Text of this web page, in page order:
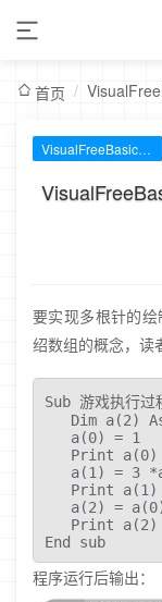
首页 /
VisualFreeBasic编程文档
要实现多根针的
绍数组的概念，读
Sub 游戏执行过
Dim a(2)
   a(0) = 1
   Print a(0)
a(1) = 3
   Print a(1)
a(2) =
   Print a(2)
End sub
程序运行后输出：